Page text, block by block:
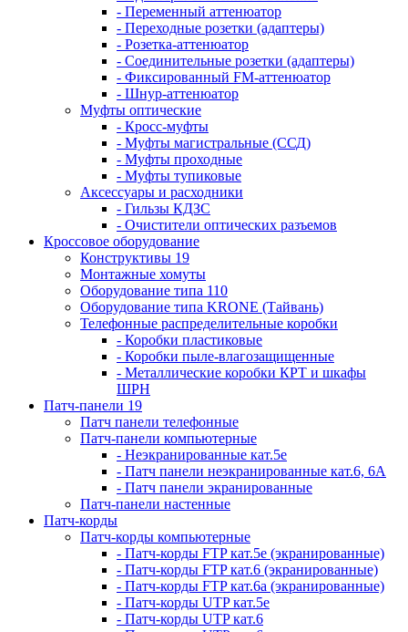
- Переменный аттенюатор
- Переходные розетки (адаптеры)
- Розетка-аттенюатор
- Соединительные розетки (адаптеры)
- Фиксированный FM-аттенюатор
- Шнур-аттенюатор
Муфты оптические
- Кросс-муфты
- Муфты магистральные (ССД)
- Муфты проходные
- Муфты тупиковые
Аксессуары и расходники
- Гильзы КДЗС
- Очистители оптических разъемов
Кроссовое оборудование
Конструктивы 19
Монтажные хомуты
Оборудование типа 110
Оборудование типа KRONE (Тайвань)
Телефонные распределительные коробки
- Коробки пластиковые
- Коробки пыле-влагозащищенные
- Металлические коробки КРТ и шкафы
ШРН
Патч-панели 19
Патч панели телефонные
Патч-панели компьютерные
- Неэкранированные кат.5е
- Патч панели неэкранированные кат.6, 6А
- Патч панели экранированные
Патч-панели настенные
Патч-корды
Патч-корды компьютерные
- Патч-корды FTP кат.5е (экранированные)
- Патч-корды FTP кат.6 (экранированные)
- Патч-корды FTP кат.6а (экранированные)
- Патч-корды UTP кат.5е
- Патч-корды UTP кат.6